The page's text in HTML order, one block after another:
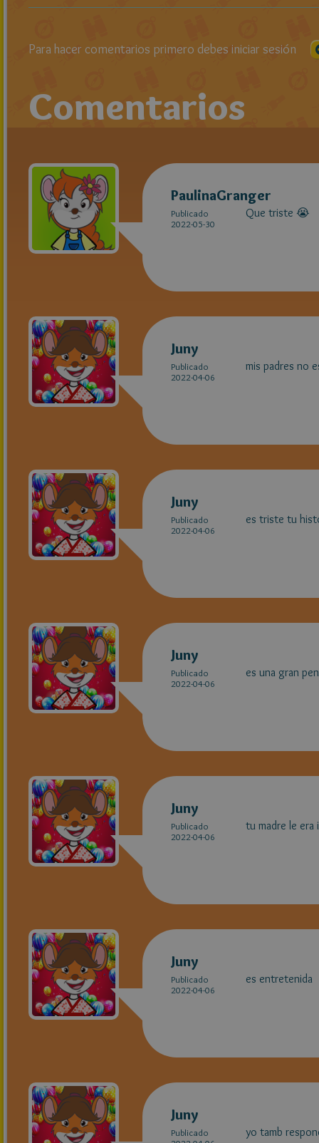
Para hacer comentarios primero debes iniciar sesión
Comentarios
PaulinaGranger
Publicado
2022-05-30
Que triste 😭
Juny
Publicado
2022-04-06
mis padres no
Juny
Publicado
2022-04-06
es triste tu
Juny
Publicado
2022-04-06
es una gran
Juny
Publicado
2022-04-06
tu madre le era
Juny
Publicado
2022-04-06
es entretenida
Juny
Publicado
yo tamb